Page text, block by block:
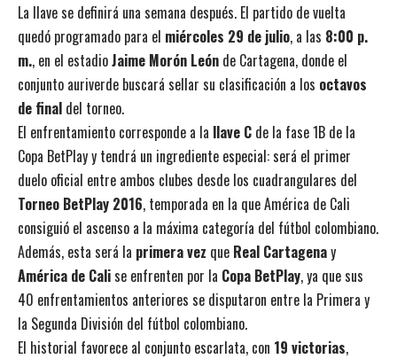
La llave se definirá una semana después. El partido de vuelta
quedó programado para el miércoles 29 de julio, a las 8:00 p.
m., en el estadioJaime Morón León de Cartagena, donde el
conjunto auriverde buscará sellar su clasificación a los octavos
de final del torneo.
El enfrentamiento corresponde a la llave C de la fase 1B de la
Copa BetPlay y tendrá un ingrediente especial: será el primer
duelo oficial entre ambos clubes desde los cuadrangulares del
Torneo BetPlay 2016, temporada en la que América de Cali
consiguió el ascenso a la máxima categoría del fútbol colombiano.
Además, esta será la primera vez que Real Cartagenay
América de Calise enfrenten por la Copa BetPlay, ya que sus
40 enfrentamientos anteriores se disputaron entre la Primera y
la Segunda División del fútbol colombiano.
El historial favorece al conjunto escarlata, con 19 victorias,